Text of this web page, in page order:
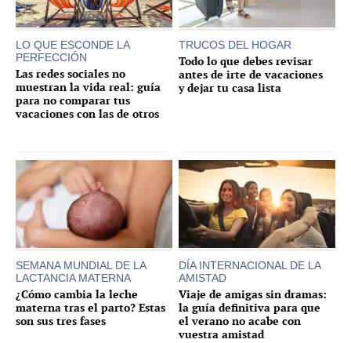
LO QUE ESCONDE LA
PERFECCIÓN
Las redes sociales no
muestran la vida real: guía
para no comparar tus
vacaciones con las de otros
TRUCOS DEL HOGAR
Todo lo que debes revisar
antes de irte de vacaciones
y dejar tu casa lista
SEMANA MUNDIAL DE LA
LACTANCIA MATERNA
¿Cómo cambia la leche
materna tras el parto? Estas
son sus tres fases
DÍA INTERNACIONAL DE LA
AMISTAD
Viaje de amigas sin dramas:
la guía definitiva para que
el verano no acabe con
vuestra amistad